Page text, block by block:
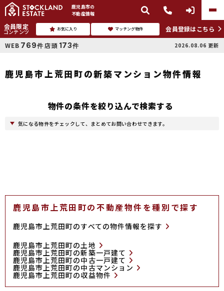
鹿児島市の
不動産情報
会員限定
コンテンツ お気に入り マッチング物件
会員登録はこちら
WEB 769件 店頭 173件 2026.08.06 更新
鹿児島市上荒田町の新築マンション物件情報
物件の条件を絞り込んで検索する
気になる物件をチェックして、まとめてお問い合わせできます。
鹿児島市上荒田町の不動産物件を種別で探す
鹿児島市上荒田町のすべての物件情報を探す
鹿児島市上荒田町の土地
鹿児島市上荒田町の新築一戸建て
鹿児島市上荒田町の中古一戸建て
鹿児島市上荒田町の中古マンション
鹿児島市上荒田町の収益物件